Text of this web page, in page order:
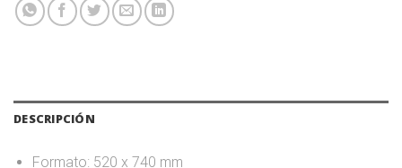
DESCRIPCIÓN
Formato: 520 x 740 mm